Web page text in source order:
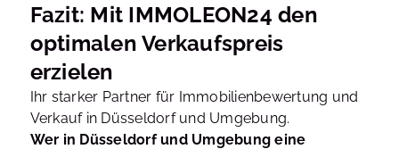
Fazit: Mit IMMOLEON24 den
optimalen Verkaufspreis
erzielen
Ihr starker Partner für Immobilienbewertung und
Verkauf in Düsseldorf und Umgebung.
Wer in Düsseldorf und Umgebung eine